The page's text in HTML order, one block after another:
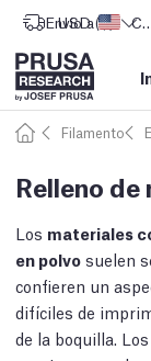
Envío a
USD ($) CORE One L:
Filamento
Relleno
Los materiales
en polvo suelen
confieren un
difíciles de
de la boquilla.